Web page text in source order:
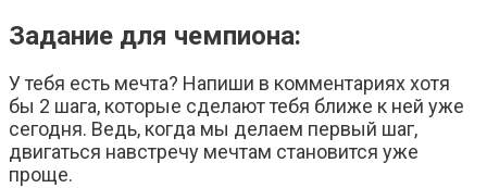
Задание для чемпиона:
У тебя есть мечта? Напиши в комментариях хотя
бы 2 шага, которые сделают тебя ближе к ней уже
сегодня. Ведь, когда мы делаем первый шаг,
двигаться навстречу мечтам становится уже
проще.